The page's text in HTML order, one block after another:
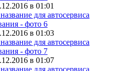
в 01:01
в 01:03
в 01:07